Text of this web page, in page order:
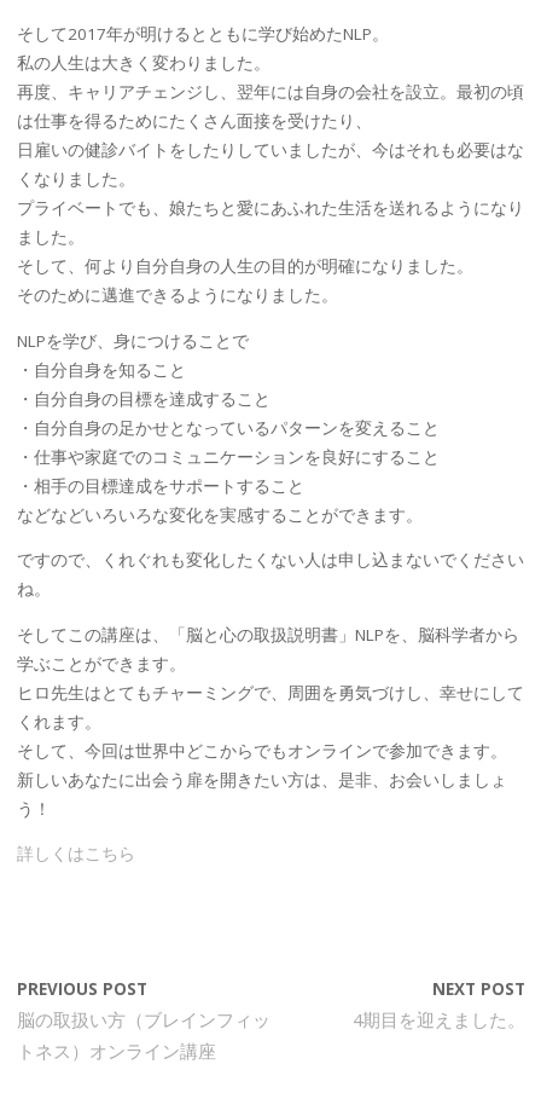
そして2017年が明けるとともに学び始めたNLP。
私の人生は大きく変わりました。
再度、キャリアチェンジし、翌年には自身の会社を設立。最初の頃
は仕事を得るためにたくさん面接を受けたり、
日雇いの健診バイトをしたりしていましたが、今はそれも必要はな
くなりました。
プライベートでも、娘たちと愛にあふれた生活を送れるようになり
ました。
そして、何より自分自身の人生の目的が明確になりました。
そのために邁進できるようになりました。
NLPを学び、身につけることで
・自分自身を知ること
・自分自身の目標を達成すること
・自分自身の足かせとなっているパターンを変えること
・仕事や家庭でのコミュニケーションを良好にすること
・相手の目標達成をサポートすること
などなどいろいろな変化を実感することができます。
ですので、くれぐれも変化したくない人は申し込まないでください
ね。
そしてこの講座は、「脳と心の取扱説明書」NLPを、脳科学者から
学ぶことができます。
ヒロ先生はとてもチャーミングで、周囲を勇気づけし、幸せにして
くれます。
そして、今回は世界中どこからでもオンラインで参加できます。
新しいあなたに出会う扉を開きたい方は、是非、お会いしましょ
う！
詳しくはこちら
PREVIOUS POST
脳の取扱い方（ブレインフィッ
トネス）オンライン講座
NEXT POST
4期目を迎えました。